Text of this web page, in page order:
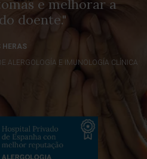
e melhorar a
doente."
HERAS
ALERGOLOGÍA E IMUNOLOGÍA CLÍNICA